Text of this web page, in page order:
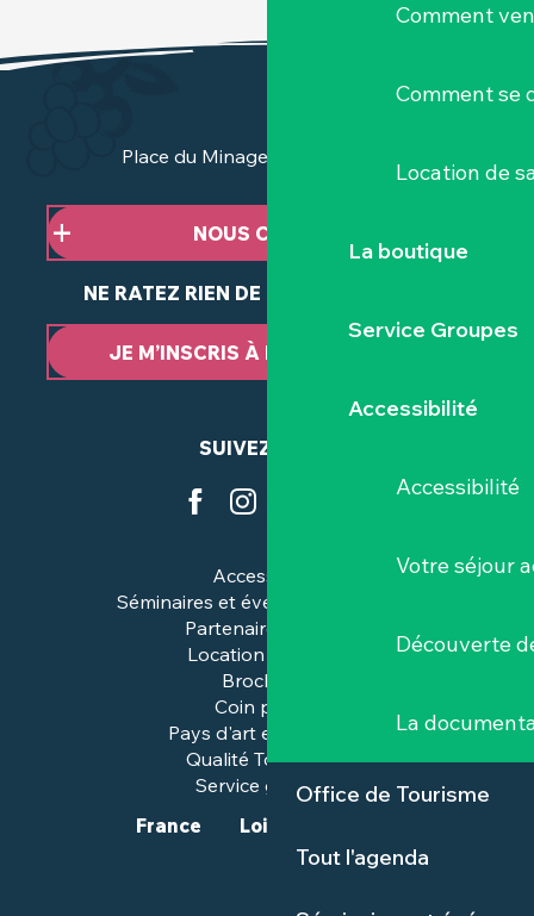
Comment
Comment se
Location de
La boutique
Service Groupes
Accessibilité
Accessibilité
Votre séjour
Découverte
La
Office de Tourisme
Tout l'agenda
Place du Minage - 44190 Clisson
NOUS CONTACTER
NE RATEZ RIEN DE NOTRE ACTUALITÉ
JE M’INSCRIS À LA NEWSLETTER
SUIVEZ-NOUS
Accessibilité
Séminaires et événements pros
Partenaires & pros
Location de salles
Brochures
Coin presse
Pays d'art et d'histoire
Qualité Tourisme™
Service groupes
France
Loire-Atlantique